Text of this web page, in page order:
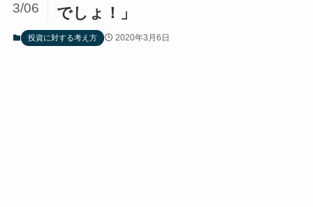
でしょ！」
3/06
投資に対する考え方 2020年3月6日